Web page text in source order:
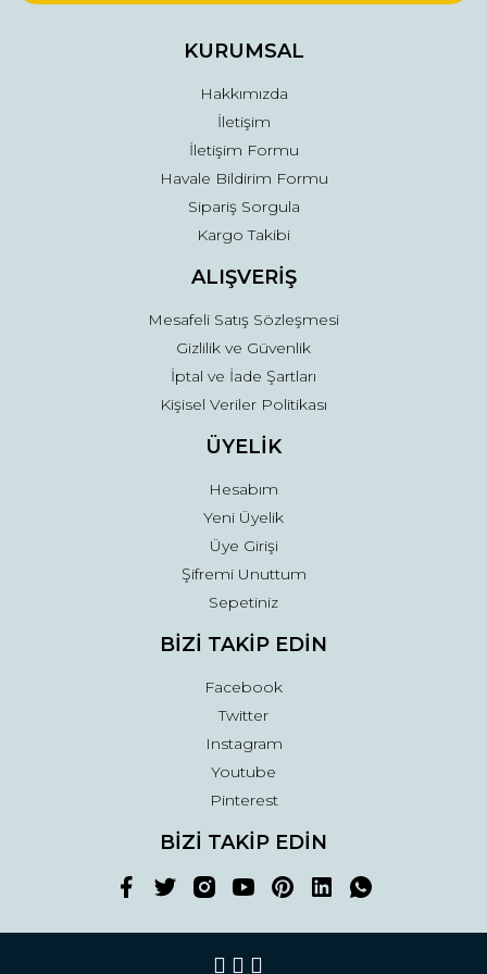
Ürün fiyatı diğer sitelerden daha pahalı.
Gönder
KURUMSAL
Hakkımızda
İletişim
İletişim Formu
Havale Bildirim Formu
Sipariş Sorgula
Kargo Takibi
ALIŞVERİŞ
Mesafeli Satış Sözleşmesi
Gizlilik ve Güvenlik
İptal ve İade Şartları
Kişisel Veriler Politikası
ÜYELİK
Hesabım
Yeni Üyelik
Üye Girişi
Şifremi Unuttum
Sepetiniz
BİZİ TAKİP EDİN
Facebook
Twitter
Instagram
Youtube
Pinterest
BİZİ TAKİP EDİN